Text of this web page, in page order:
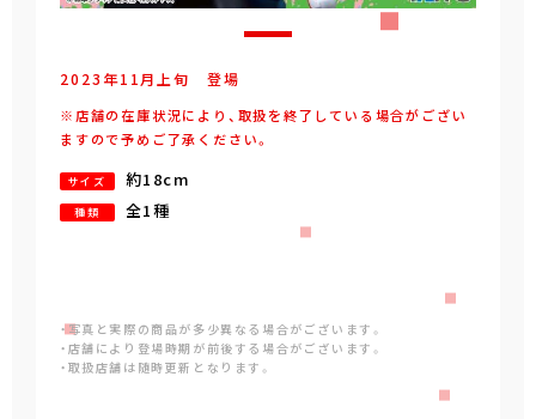
2023年11月 上旬 登場
※店舗の在庫状況により、取扱を終了している場合がござい
ますので予めご了承ください。
サイズ 約18cm
種類 全1種
・写真と実際の商品が多少異なる場合がございます。
・店舗により登場時期が前後する場合がございます。
・取扱店舗は随時更新となります。